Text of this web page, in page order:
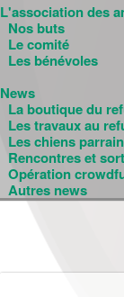
L'association des
Nos buts
Le comité
Les bénévoles
News
La boutique du
Les travaux au
Les chiens
Rencontres et
Opération
Autres news